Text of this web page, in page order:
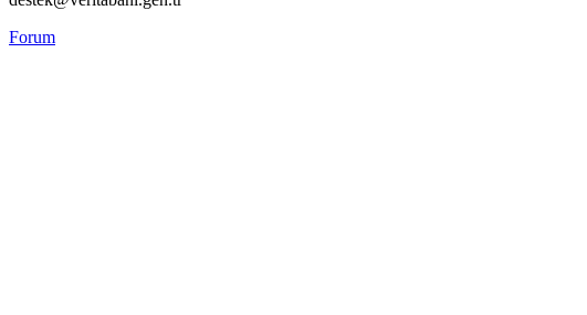
Forum